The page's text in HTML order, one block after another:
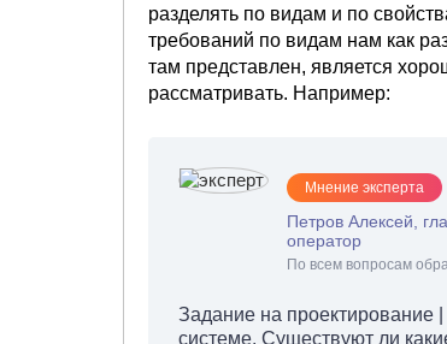
разделять по видам и по
требований по видам нам как
там представлен, является
рассматривать. Например:
Мнение эксперта
Петров Алексей,
оператор
По всем вопросам
Задание на проектирование
системе. Существуют ли